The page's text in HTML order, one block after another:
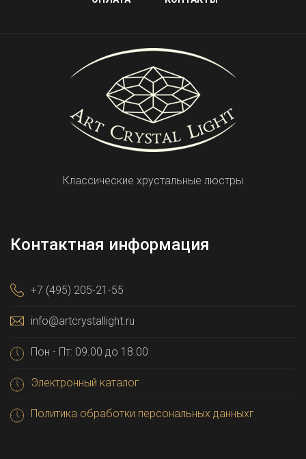
Классические хрустальные люстры
Контактная информация
+7 (495) 205-21-55
info@artcrystallight.ru
Пон - Пт: 09.00 до 18.00
Электронный каталог
Политика обработки персональных данныхг